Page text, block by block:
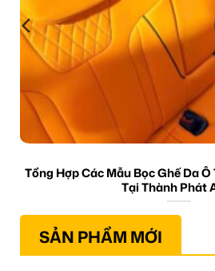
Tổng Hợp Các Mẫu Bọc Ghế Da
Tại Thành Phát
SẢN PHẨM MỚI